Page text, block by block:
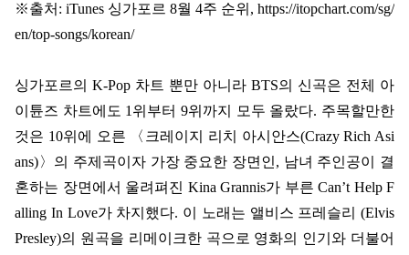
※출처 : iTunes 싱가포르 8월 4주 순위 , https://itopchart.com/sg/
en/top-songs/korean/
싱가포르의 K-Pop 차트 뿐만 아니라 BTS의 신곡은 전체 아
이튠즈 차트에도 1 위부터9위까지 모두 올랐다. 주목할만한
것은 10위에 오른 〈 크레이지 리치 아시안스(Crazy Rich Asi
ans)〉 의 주제곡이자 가장 중요한 장면인, 남녀 주인공이 결
혼하는 장면에서 울려펴진 Kina Grannis가 부른 Can’t Help F
alling In Love가 차지했다. 이 노래는 앨비스 프레슬리 (Elvis
Presley)의 원곡을 리메이크한 곡으로 영화의 인기와 더불어